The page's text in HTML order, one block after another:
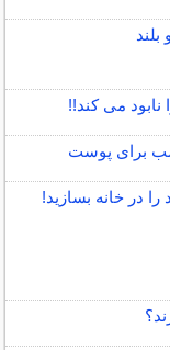
برای پوست
در خانه بسازید!